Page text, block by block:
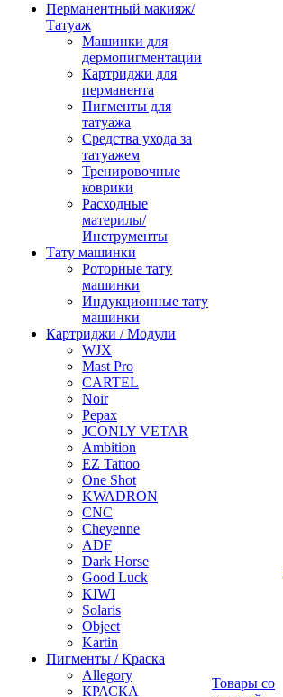
Перманентный макияж/
Татуаж
Машинки для
дермопигментации
Картриджи для
перманента
Пигменты для
татуажа
Средства ухода за
татуажем
Тренировочные
коврики
Расходные
материлы/
Инструменты
Тату машинки
Роторные тату
машинки
Индукционные тату
машинки
Картриджи / Модули
WJX
Mast Pro
CARTEL
Noir
Pepax
JCONLY VETAR
Ambition
EZ Tattoo
One Shot
KWADRON
CNC
Cheyenne
ADF
Dark Horse
Good Luck
KIWI
Solaris
Object
Kartin
Пигменты / Краска
Allegory
КРАСКА
Товары со